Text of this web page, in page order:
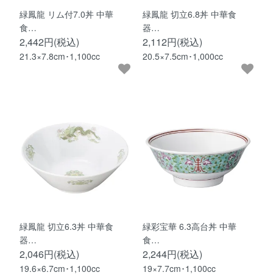
緑鳳龍 リム付7.0丼 中華
食…
2,442円(税込)
21.3×7.8cm･1,100cc
緑鳳龍 切立6.8丼 中華食
器…
2,112円(税込)
20.5×7.5cm･1,000cc
緑鳳龍 切立6.3丼 中華食
器…
2,046円(税込)
19.6×6.7cm･1,100cc
緑彩宝華 6.3高台丼 中華
食…
2,244円(税込)
19×7.7cm･1,100cc